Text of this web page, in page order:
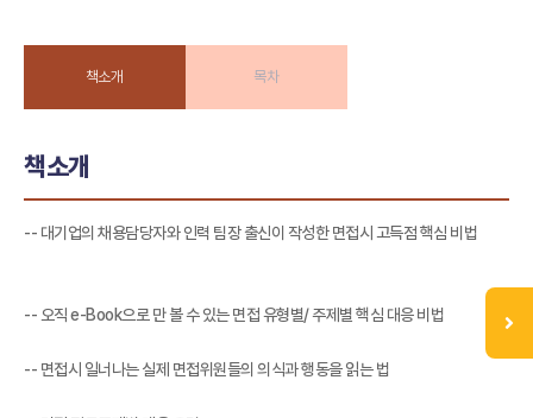
책소개 목차
책소개
-- 대기업의 채용담당자와 인력 팀장 출신이 작성한 면접시 고득점 핵심 비법
-- 오직 e-Book으로 만 볼 수 있는 면접 유형별/ 주제별 핵심 대응 비법
-- 면접시 일너나는 실제 면접위원들의 의식과 행동을 읽는 법